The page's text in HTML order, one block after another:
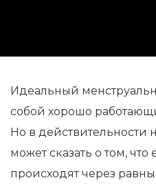
Идеальный
собой хорошо
Но в
может сказать о том,
происходят через